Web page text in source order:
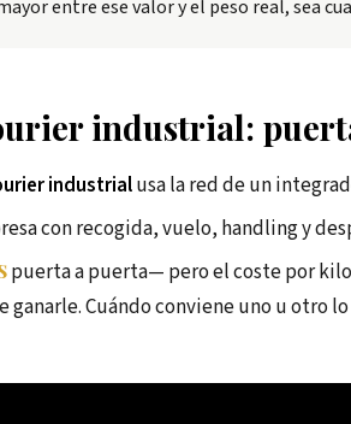
entre ese valor y el peso real, sea
industrial:
industrialusa la red de un
con recogida, vuelo, handling y
puerta a puerta— pero el coste por
ganarle. Cuándo conviene uno u otro